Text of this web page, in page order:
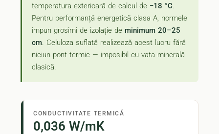
temperatura exterioară de calcul de −18 °C.
Pentru performanță energetică clasa A, normele
impun grosimi de izolație de minimum 20–25
cm. Celuloza suflată realizează acest lucru fără
niciun pont termic — imposibil cu vata minerală
clasică.
CONDUCTIVITATE TERMICĂ
0,036 W/mK